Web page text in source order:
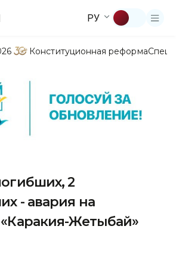
РУ
Конституционная реформа
2
- авария на
Жетыбай»